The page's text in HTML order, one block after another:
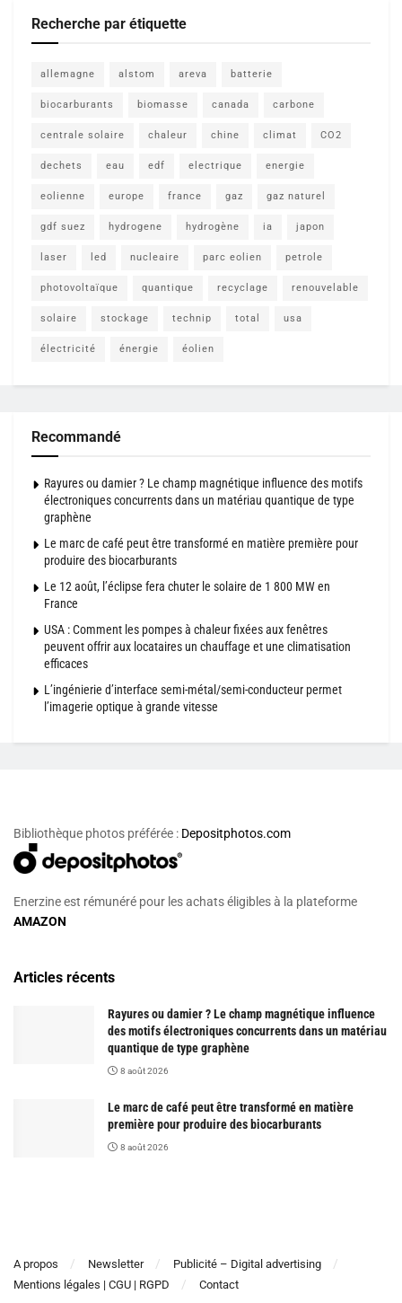
Recherche par étiquette
allemagne alstom areva batterie
biocarburants biomasse canada carbone
centrale solaire chaleur chine climat CO2
dechets eau edf electrique energie
eolienne europe france gaz gaz naturel
gdf suez hydrogene hydrogène ia japon
laser led nucleaire parc eolien petrole
photovoltaïque quantique recyclage renouvelable
solaire stockage technip total usa
électricité énergie éolien
Recommandé
Rayures ou damier ? Le champ magnétique influence des motifs
électroniques concurrents dans un matériau quantique de type
graphène
Le marc de café peut être transformé en matière première pour
produire des biocarburants
Le 12 août, l’éclipse fera chuter le solaire de 1 800 MW en
France
USA : Comment les pompes à chaleur fixées aux fenêtres
peuvent offrir aux locataires un chauffage et une climatisation
efficaces
L’ingénierie d’interface semi-métal/semi-conducteur permet
l’imagerie optique à grande vitesse
Bibliothèque photos préférée : Depositphotos.com
Enerzine est rémunéré pour les achats éligibles à la plateforme
AMAZON
Articles récents
Rayures ou damier ? Le champ magnétique influence
des motifs électroniques concurrents dans un matériau
quantique de type graphène
8 août 2026
Le marc de café peut être transformé en matière
première pour produire des biocarburants
8 août 2026
A propos Newsletter
Publicité – Digital advertising
Mentions légales | CGU | RGPD
Contact